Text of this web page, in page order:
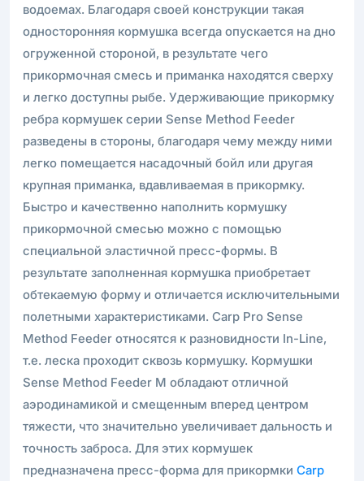
водоемах. Благодаря своей конструкции такая
односторонняя кормушка всегда опускается на дно
огруженной стороной, в результате чего
прикормочная смесь и приманка находятся сверху
и легко доступны рыбе. Удерживающие прикормку
ребра кормушек серии Sense Method Feeder
разведены в стороны, благодаря чему между ними
легко помещается насадочный бойл или другая
крупная приманка, вдавливаемая в прикормку.
Быстро и качественно наполнить кормушку
прикормочной смесью можно с помощью
специальной эластичной пресс-формы. В
результате заполненная кормушка приобретает
обтекаемую форму и отличается исключительными
полетными характеристиками. Carp Pro Sense
Method Feeder относятся к разновидности In-Line,
т.е. леска проходит сквозь кормушку. Кормушки
Sense Method Feeder M обладают отличной
аэродинамикой и смещенным вперед центром
тяжести, что значительно увеличивает дальность и
точность заброса. Для этих кормушек
предназначена пресс-форма для прикормки Carp